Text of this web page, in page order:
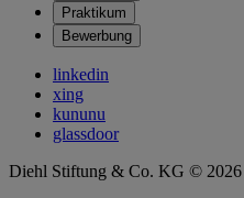
Praktikum
Bewerbung
linkedin
xing
kununu
glassdoor
Diehl Stiftung & Co. KG © 2026